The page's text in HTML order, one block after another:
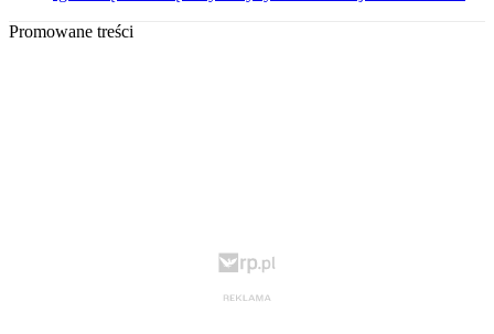
Promowane treści